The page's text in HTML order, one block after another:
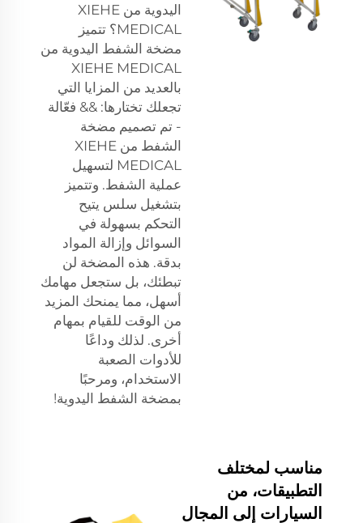
اليدوية من XIEHE
MEDICAL؟ تتميز
مضخة الشفط اليدوية من
XIEHE MEDICAL
بالعديد من المزايا التي
تجعلك تختارها: && فعّالة
- تم تصميم مضخة
الشفط من XIEHE
MEDICAL لتسهيل
عملية الشفط. وتتميز
بتشغيل سلس يتيح
التحكم بسهولة في
السوائل وإزالة المواد
بدقة. هذه المضخة لن
تبطئك، بل ستجعل مهامك
أسهل، مما يمنحك المزيد
من الوقت للقيام بمهام
أخرى. لذلك وداعًا
للأدوات الصعبة
الاستخدام، ومرحبًا
بمضخة الشفط اليدوية!
مناسب لمختلف
التطبيقات، من
السيارات إلى المجال